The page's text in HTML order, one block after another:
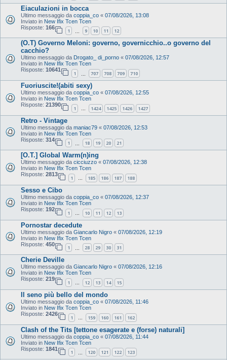
Eiaculazioni in bocca
Ultimo messaggio da coppia_co « 07/08/2026, 13:08
Inviato in New Ifix Tcen Tcen
Risposte: 166
1 9 10 11 12
(O.T) Governo Meloni: governo, governicchio..o governo del
cacchio?
Ultimo messaggio da Drogato_ di_porno « 07/08/2026, 12:57
Inviato in New Ifix Tcen Tcen
Risposte: 10641
1 707 708 709 710
Fuoriuscite!(abiti sexy)
Ultimo messaggio da coppia_co « 07/08/2026, 12:55
Inviato in New Ifix Tcen Tcen
Risposte: 21390
1 … 1424 1425 1426 1427
Retro - Vintage
Ultimo messaggio da maniac79 « 07/08/2026, 12:53
Inviato in New Ifix Tcen Tcen
Risposte: 314
1 18 19 20 21
[O.T.] Global Warm(n)ing
Ultimo messaggio da cicciuzzo « 07/08/2026, 12:38
Inviato in New Ifix Tcen Tcen
Risposte: 2813
1 … 185 186 187 188
Sesso e Cibo
Ultimo messaggio da coppia_co « 07/08/2026, 12:37
Inviato in New Ifix Tcen Tcen
Risposte: 192
1 … 10 11 12 13
Pornostar decedute
Ultimo messaggio da Giancarlo Nigro « 07/08/2026, 12:19
Inviato in New Ifix Tcen Tcen
Risposte: 450
1 28 29 30 31
Cherie Deville
Ultimo messaggio da Giancarlo Nigro « 07/08/2026, 12:16
Inviato in New Ifix Tcen Tcen
Risposte: 219
1 … 12 13 14 15
Il seno più bello del mondo
Ultimo messaggio da coppia_co « 07/08/2026, 11:46
Inviato in New Ifix Tcen Tcen
Risposte: 2426
1 … 159 160 161 162
Clash of the Tits [tettone esagerate e (forse) naturali]
Ultimo messaggio da coppia_co « 07/08/2026, 11:44
Inviato in New Ifix Tcen Tcen
Risposte: 1841
1 120 121 122 123